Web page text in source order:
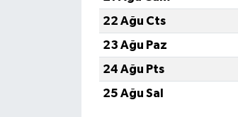
22 Ağu Cts
23 Ağu Paz
24 Ağu Pts
25 Ağu Sal